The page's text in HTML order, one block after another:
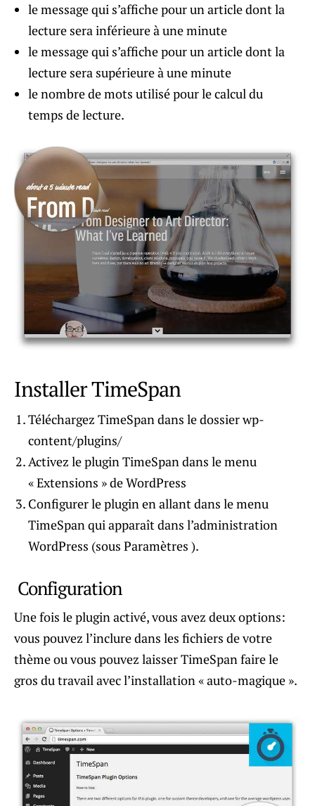
le message qui s’affiche pour un article dont la
lecture sera inférieure à une minute
le message qui s’affiche pour un article dont la
lecture sera supérieure à une minute
le nombre de mots utilisé pour le calcul du
temps de lecture.
Installer TimeSpan
Téléchargez TimeSpan dans le dossier wp-
content/plugins/
Activez le plugin TimeSpan dans le menu
« Extensions » de WordPress
Configurer le plugin en allant dans le menu
TimeSpan qui apparaît dans l’administration
WordPress (sous Paramètres ).
Configuration
Une fois le plugin activé, vous avez deux options:
vous pouvez l’inclure dans les fichiers de votre
thème ou vous pouvez laisser TimeSpan faire le
gros du travail avec l’installation « auto-magique ».